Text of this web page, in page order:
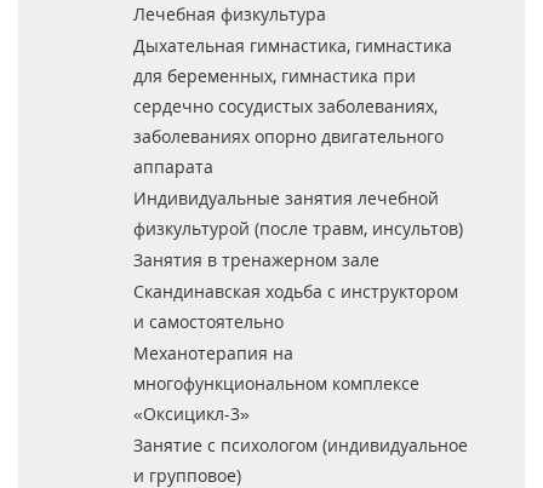
Лечебная физкультура
Дыхательная гимнастика, гимнастика
для беременных, гимнастика при
сердечно сосудистых заболеваниях,
заболеваниях опорно двигательного
аппарата
Индивидуальные занятия лечебной
физкультурой (после травм, инсультов)
Занятия в тренажерном зале
Скандинавская ходьба с инструктором
и самостоятельно
Механотерапия на
многофункциональном комплексе
«Оксицикл-3»
Занятие с психологом (индивидуальное
и групповое)